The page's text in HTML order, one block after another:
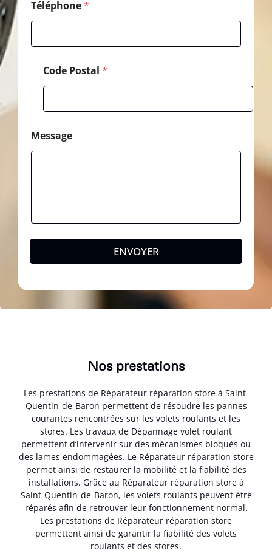
Téléphone*
Code Postal *
Message
ENVOYER
Nos prestations
Les prestations de Réparateur réparation store à Saint-
Quentin-de-Baron permettent de résoudre les pannes
courantes rencontrées sur les volets roulants et les
stores. Les travaux de Dépannage volet roulant
permettent d’intervenir sur des mécanismes bloqués ou
des lames endommagées. Le Réparateur réparation store
permet ainsi de restaurer la mobilité et la fiabilité des
installations. Grâce au Réparateur réparation store à
Saint-Quentin-de-Baron, les volets roulants peuvent être
réparés afin de retrouver leur fonctionnement normal.
Les prestations de Réparateur réparation store
permettent ainsi de garantir la fiabilité des volets
roulants et des stores.